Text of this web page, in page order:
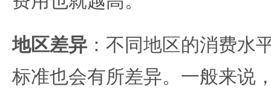
地区差异 ：不同地区的消费水
标准也会有所差异。一般来说